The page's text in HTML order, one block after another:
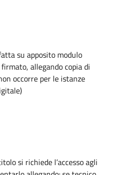
su apposito modulo
allegando copia di
occorre per le istanze
si richiede l’accesso agli